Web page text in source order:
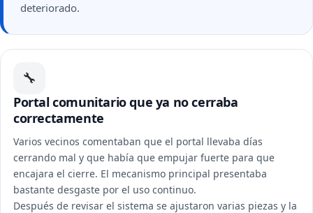
deteriorado.
🔧
Portal comunitario que ya no cerraba
correctamente
Varios vecinos comentaban que el portal llevaba días
cerrando mal y que había que empujar fuerte para que
encajara el cierre. El mecanismo principal presentaba
bastante desgaste por el uso continuo.
Después de revisar el sistema se ajustaron varias piezas y la